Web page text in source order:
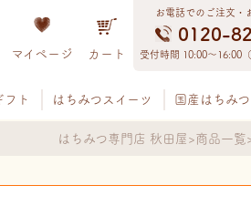
マイページ カート
お電話でのご注文・
0120-
受付時間 10:00〜16:00
フト はちみつスイーツ 国産はちみつ
はちみつ専門店 秋田屋 商品一覧